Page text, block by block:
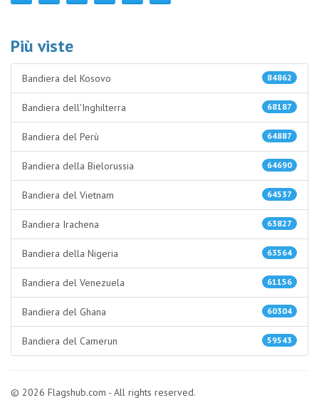
Più viste
84862
Bandiera del Kosovo
68187
Bandiera dell'Inghilterra
64887
Bandiera del Perù
64690
Bandiera della Bielorussia
64537
Bandiera del Vietnam
63827
Bandiera Irachena
63564
Bandiera della Nigeria
61156
Bandiera del Venezuela
60304
Bandiera del Ghana
59543
Bandiera del Camerun
© 2026 Flagshub.com - All rights reserved.